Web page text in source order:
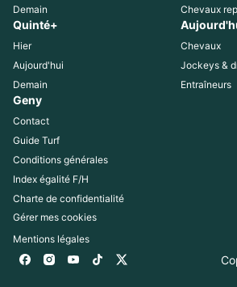
Demain
Chevaux
Quinté+
Hier
Aujourd'hui
Demain
Chevaux
Jockeys &
Entraîneurs
Geny
Contact
Guide Turf
Conditions générales
Index égalité F/H
Charte de confidentialité
Gérer mes cookies
Mentions légales